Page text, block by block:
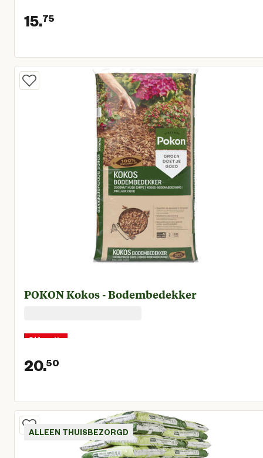
15.75
Huidige prijs € 15,75
POKON Kokos - Bodembedekker
2+1 gratis
20.50
Huidige prijs € 20,50
ALLEEN THUISBEZORGD